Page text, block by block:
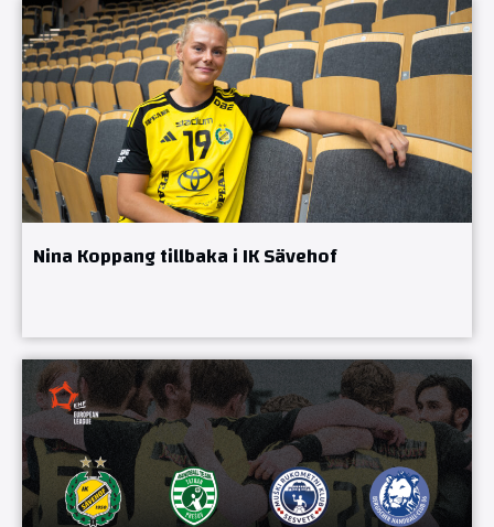
Nina Koppang tillbaka i IK Sävehof